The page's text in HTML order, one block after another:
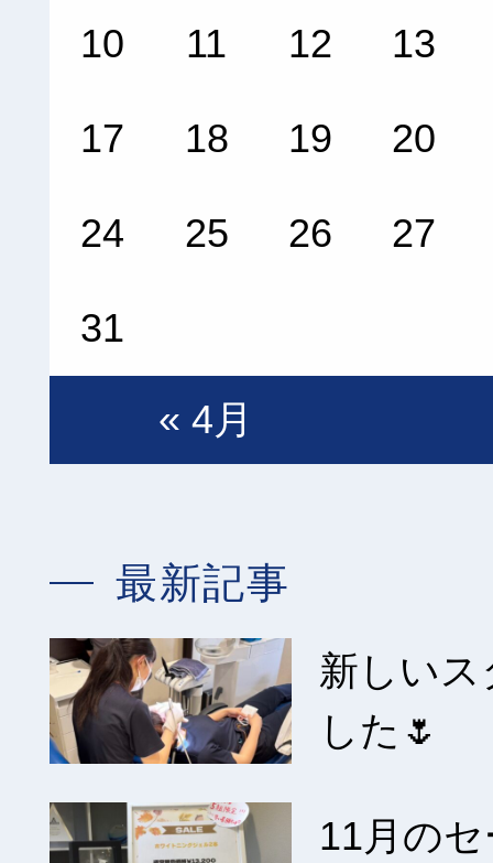
« 4月
10 11 12 13
17 18 19 20
24 25 26 27
31
最新記事
新しい
した🌷
11月の